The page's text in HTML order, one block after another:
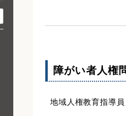
障がい者人権
地域人権教育指導員